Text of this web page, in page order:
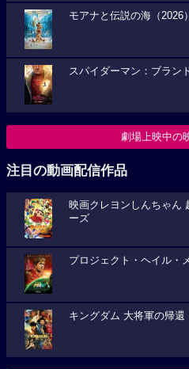
モアナと伝説の海（2026）
スパイダーマン：ブラン
劇場上映中の
注目の動画配信作品
映画クレヨンしんちゃん
ーズ
プロジェクト・ヘイル・
キングダム 大将軍の帰還